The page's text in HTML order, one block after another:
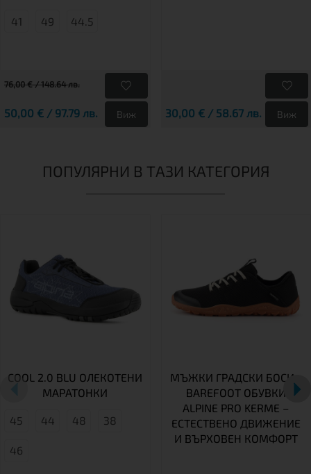
41 49 44.5
76,00 € / 148.64 лв.
50,00 € / 97.79 лв. Виж 30,00 € / 58.67 лв. Виж
ПОПУЛЯРНИ В ТАЗИ КАТЕГОРИЯ
COOL 2.0 BLU ОЛЕКОТЕНИ
МАРАТОНКИ
45 44 48 38
46
МЪЖКИ ГРАДСКИ БОСИ -
BAREFOOT ОБУВКИ
ALPINE PRO KERME –
ЕСТЕСТВЕНО ДВИЖЕНИЕ
И ВЪРХОВЕН КОМФОРТ